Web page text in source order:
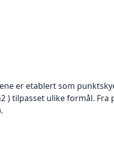
er etablert som
tilpasset ulike formål.